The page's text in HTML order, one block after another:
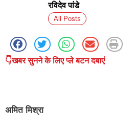
रविदेव पांडे
All Posts
👇खबर सुनने के लिए प्ले बटन दबाएं
अमित मिश्रा